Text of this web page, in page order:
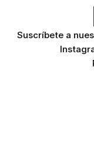
Suscríbete a